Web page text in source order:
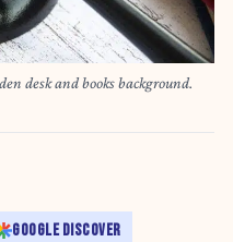
desk and books background.
GOOGLE DISCOVER